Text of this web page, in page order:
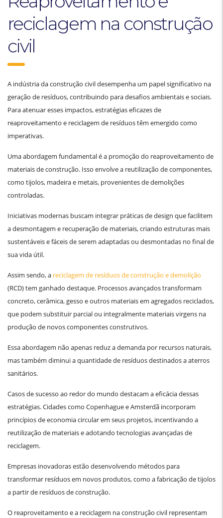
reciclagem na construção
civil
A indústria da construção civil desempenha um papel significativo na
geração de resíduos, contribuindo para desafios ambientais e sociais.
Para atenuar esses impactos, estratégias eficazes de
reaproveitamento e reciclagem de resíduos têm emergido como
imperativas.
Uma abordagem fundamental é a promoção do reaproveitamento de
materiais de construção. Isso envolve a reutilização de componentes,
como tijolos, madeira e metais, provenientes de demolições
controladas.
Iniciativas modernas buscam integrar práticas de design que facilitem
a desmontagem e recuperação de materiais, criando estruturas mais
sustentáveis e fáceis de serem adaptadas ou desmontadas no final de
sua vida útil.
Assim sendo, a reciclagem de resíduos de construção e demolição
(RCD) tem ganhado destaque. Processos avançados transformam
concreto, cerâmica, gesso e outros materiais em agregados reciclados,
que podem substituir parcial ou integralmente materiais virgens na
produção de novos componentes construtivos.
Essa abordagem não apenas reduz a demanda por recursos naturais,
mas também diminui a quantidade de resíduos destinados a aterros
sanitários.
Casos de sucesso ao redor do mundo destacam a eficácia dessas
estratégias. Cidades como Copenhague e Amsterdã incorporam
princípios de economia circular em seus projetos, incentivando a
reutilização de materiais e adotando tecnologias avançadas de
reciclagem.
Empresas inovadoras estão desenvolvendo métodos para
transformar resíduos em novos produtos, como a fabricação de tijolos
a partir de resíduos de construção.
O reaproveitamento e a reciclagem na construção civil representam